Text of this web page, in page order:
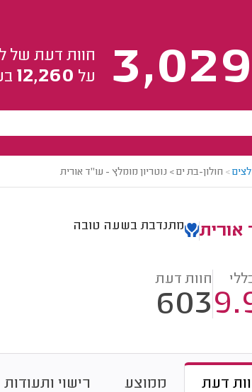
חוות דעת של
על 12,260
> חולון-בת ים > נוטריון מומלץ - עו"ד אורית
אורית מתנדבת בשעה טובה
חוות דעת
603
דעת ממוצע רישוי ותעודות